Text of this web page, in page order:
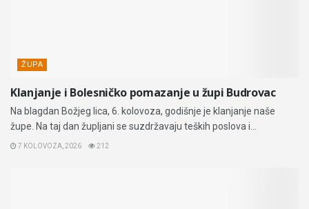
ŽUPA
Klanjanje i Bolesničko pomazanje u župi Budrovac
Na blagdan Božjeg lica, 6. kolovoza, godišnje je klanjanje naše
župe. Na taj dan župljani se suzdržavaju teških poslova i...
7 KOLOVOZA, 2026 212